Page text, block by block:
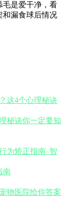
毛是爱干净，看
和漏食球后情况
秘诀你一定要知
南